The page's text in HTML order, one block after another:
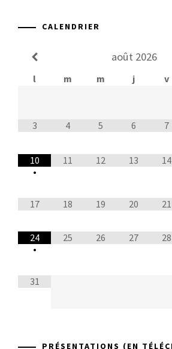
CALENDRIER
août 2026
l m m j v
3 4 5 6 7
10
•
11 12 13 14
17 18 19 20 21
24
•
25 26 27 28
31
PRÉSENTATIONS (EN